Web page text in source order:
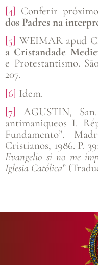
[4] Conferir
dos Padres na
[5] WEIMAR apud
a Cristandade
e Protestantismo.
207.
[6] Idem.
[7] AGUSTIN, San.
antimaniqueos I.
Fundamento”.
Cristianos, 1986. P.
Evangelio si no me
Iglesia Católica”